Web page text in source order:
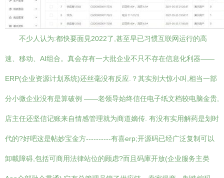
不少人认为:都快要面見2022了,甚至早已习惯互联网运行的高
速、移动、AI组合。真会存有一大批企业不只不存在信息化利器——
ERP(企业资源计划系统)还丝毫没有反应.？其实别大惊小叫,相当一部
分小微企业没有是算破例 ——老领导始终信任电子纸文档较电脑金贵,
店主任还坚信记账来自情感管理就为商道嫡传. 有没有实用解药是划时
代的?好吧这是帖妙宝金方----------有喜erp;开源码已经广泛复制可以
卸載障碍,包括可商用法律站位的顾虑?而且码庫开放(企业服务主类